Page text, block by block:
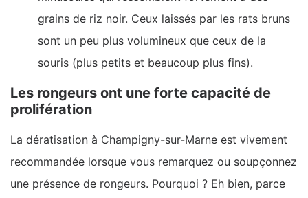
grains de riz noir. Ceux laissés par les rats bruns
sont un peu plus volumineux que ceux de la
souris (plus petits et beaucoup plus fins).
Les rongeurs ont une forte capacité de
prolifération
La dératisation à Champigny-sur-Marne est vivement
recommandée lorsque vous remarquez ou soupçonnez
une présence de rongeurs. Pourquoi ? Eh bien, parce